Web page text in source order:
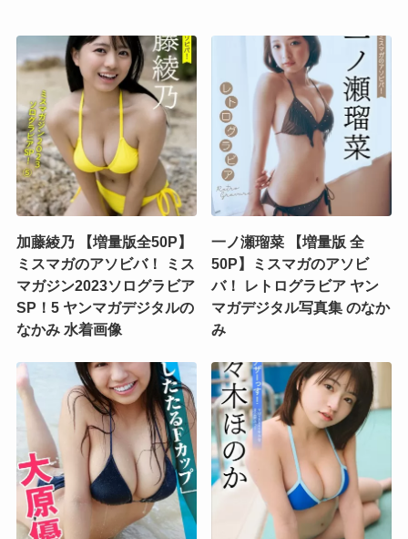
加藤綾乃 【増量版全50P】
ミスマガのアソビバ！ ミス
マガジン2023ソログラビア
SP！5 ヤンマガデジタルの
なかみ 水着画像
一ノ瀬瑠菜 【増量版 全
50P】ミスマガのアソビ
バ！ レトログラビア ヤン
マガデジタル写真集 のなか
み